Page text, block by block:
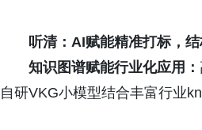
听清：AI赋能精准打标，
知识图谱赋能行业化应用：
自研VKG小模型结合丰富行业